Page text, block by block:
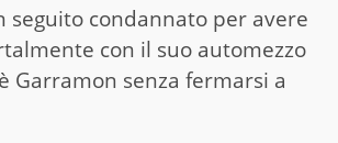
seguito condannato per avere
con il suo automezzo
Garramon senza fermarsi a